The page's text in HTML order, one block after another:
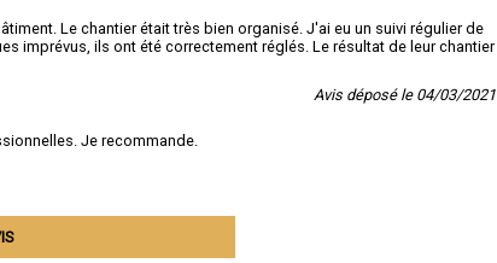
Le chantier était très bien organisé. J'ai eu un suivi régulier de
imprévus, ils ont été correctement réglés. Le résultat de leur chantier
Avis déposé le 04/03/2021
Je recommande.